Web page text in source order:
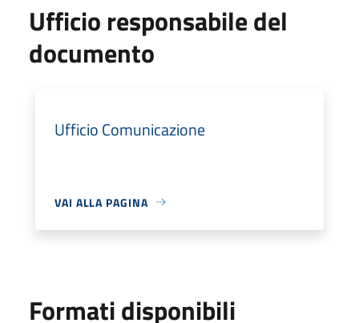
Ufficio responsabile del
documento
Ufficio Comunicazione
VAI ALLA PAGINA
Formati disponibili